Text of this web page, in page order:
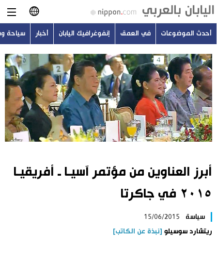
日本語
English
简体字
繁體字
Français
أحدث الموضوعات
في العمق
أخبار
اليابان في فيديو
أحدث الموضوعات في العمق إنفوغرافيك اليابان أخبار سياحة
أبرز العناوين من مؤتمر آسيـا ـ أفريقيـا
٢٠١٥ في جاكرتا
سياسة
15/06/2015
ريتشارد سوسيلو [نبذة عن الكاتب]